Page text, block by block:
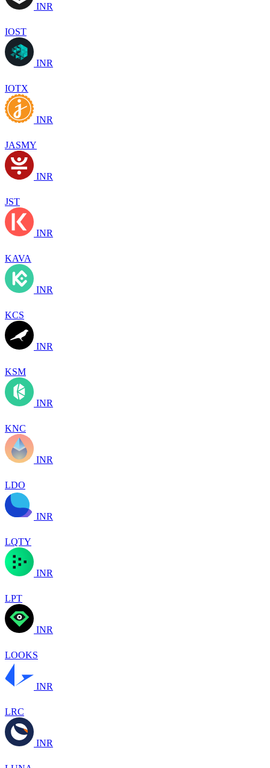
INR
IOST
INR
IOTX
INR
JASMY
INR
JST
INR
KAVA
INR
KCS
INR
KSM
INR
KNC
INR
LDO
INR
LQTY
INR
LPT
INR
LOOKS
INR
LRC
INR